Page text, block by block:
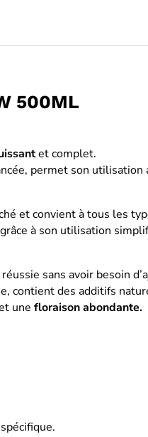
500ML
et complet.
permet son
et convient à tous les
à son utilisation
sans avoir besoin
contient des additifs
une floraison abondante.